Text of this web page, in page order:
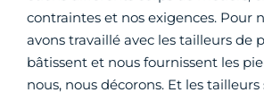
contraintes et nos exigences. Pour
avons travaillé avec les tailleurs de
bâtissent et nous fournissent les
nous, nous décorons. Et les